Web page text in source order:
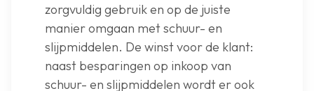
zorgvuldig gebruik en op de juiste
manier omgaan met schuur- en
slijpmiddelen. De winst voor de klant:
naast besparingen op inkoop van
schuur- en slijpmiddelen wordt er ook